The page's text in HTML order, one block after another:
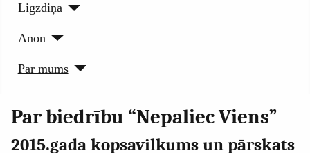
Ligzdiņa
Anon
Par mums
Par biedrību “Nepaliec Viens”
2015.gada kopsavilkums un pārskats